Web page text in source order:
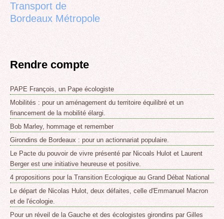
Transport de
Bordeaux Métropole
Rendre compte
PAPE François, un Pape écologiste
Mobilités : pour un aménagement du territoire équilibré et un
financement de la mobilité élargi.
Bob Marley, hommage et remember
Girondins de Bordeaux : pour un actionnariat populaire.
Le Pacte du pouvoir de vivre présenté par Nicoals Hulot et Laurent
Berger est une initiative heureuse et positive.
4 propositions pour la Transition Ecologique au Grand Débat National
Le départ de Nicolas Hulot, deux défaites, celle d'Emmanuel Macron
et de l'écologie.
Pour un réveil de la Gauche et des écologistes girondins par Gilles